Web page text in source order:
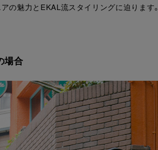
の魅力とEKAL流スタイリングに迫ります。
場合